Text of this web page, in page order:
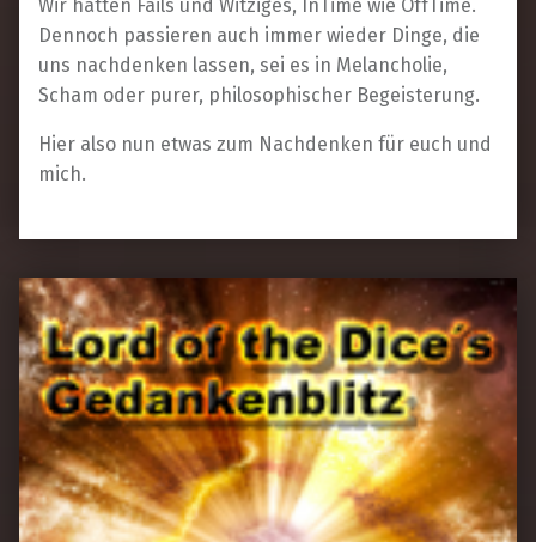
Wir hatten Fails und Witziges, InTime wie OffTime.
Dennoch passieren auch immer wieder Dinge, die
uns nachdenken lassen, sei es in Melancholie,
Scham oder purer, philosophischer Begeisterung.
Hier also nun etwas zum Nachdenken für euch und
mich.